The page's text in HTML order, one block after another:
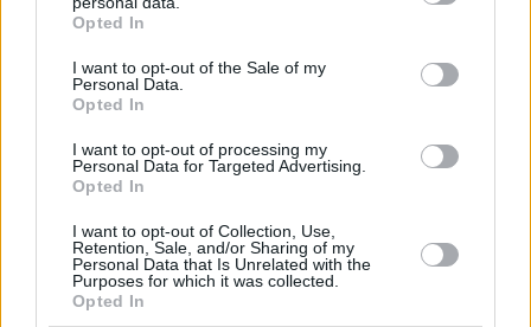
grant or deny consent to Google and its third-party tags to
use your data for below specified purposes in below Google
consent section.
Opted In
I want to opt-out of the Sale of my
Personal Data.
Opted In
I want to opt-out of processing my
Personal Data for Targeted Advertising.
Opted In
I want to opt-out of Collection, Use,
Retention, Sale, and/or Sharing of my
Personal Data that Is Unrelated with the
Purposes for which it was collected.
Opted In
15.06.2026, 07:12
Μενάνδρου και Σοφοκλέους δεν είναι ούτε στην
ένα κατάστημα στο Πακιστάν έπιασε φωτιά;
ΑΠΑΝΤΗΣΗ
Κινέζικα power bank
15.06.2026, 05:50
Ένα να κάνει το μπαμ κάνουν και τα άλλα!!!